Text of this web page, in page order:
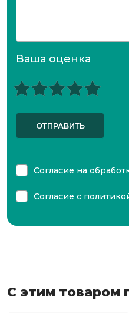
Ваша оценка
ОТПРАВИТЬ
Согласие на
Согласие с
С этим товаром